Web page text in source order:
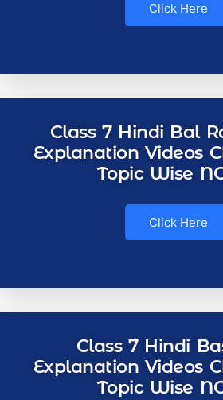
Click Here
Class 7 Hindi Bal
Explanation Videos
Topic Wise
Click Here
Class 7 Hindi
Explanation Videos
Topic Wise